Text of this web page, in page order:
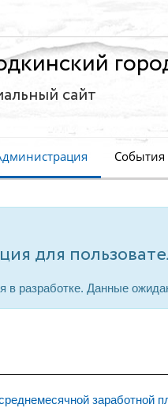
сайт
События
для
в разработке. Данные
заработной